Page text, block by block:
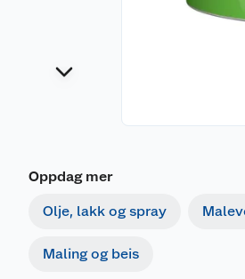
Oppdag mer
Olje, lakk og spray
Maling og beis